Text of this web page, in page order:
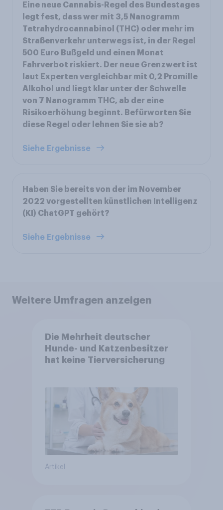
Eine neue Cannabis-Regel des Bundestages
legt fest, dass wer mit 3,5 Nanogramm
Tetrahydrocannabinol (THC) oder mehr im
Straßenverkehr unterwegs ist, in der Regel
500 Euro Bußgeld und einen Monat
Fahrverbot riskiert. Der neue Grenzwert ist
laut Experten vergleichbar mit 0,2 Promille
Alkohol und liegt klar unter der Schwelle
von 7 Nanogramm THC, ab der eine
Risikoerhöhung beginnt. Befürworten Sie
diese Regel oder lehnen Sie sie ab?
Siehe Ergebnisse
Haben Sie bereits von der im November
2022 vorgestellten künstlichen Intelligenz
(KI) ChatGPT gehört?
Siehe Ergebnisse
Weitere Umfragen anzeigen
Die Mehrheit deutscher
Hunde- und Katzenbesitzer
hat keine Tierversicherung
Artikel